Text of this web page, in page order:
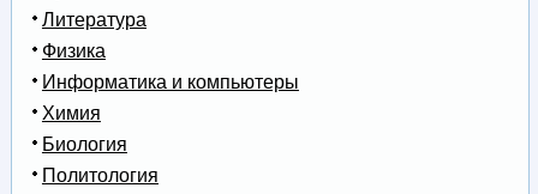
Литература
Физика
Информатика и компьютеры
Химия
Биология
Политология